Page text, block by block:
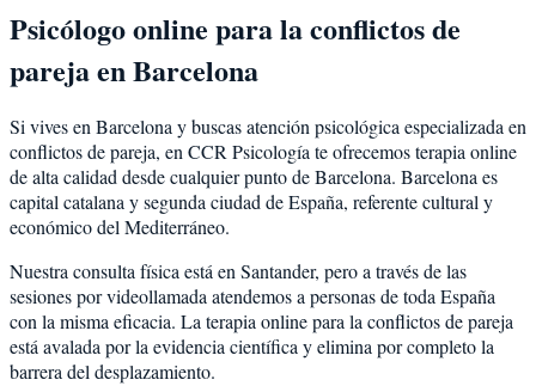
Psicólogo online para laconflictos de
parejaenBarcelona
Si vives enBarcelonay buscas atención psicológica especializada en
conflictos de pareja, en CCR Psicología te ofrecemos terapia online
de alta calidad desde cualquier punto deBarcelona. Barcelonaes
capital catalana y segunda ciudad de España, referente cultural y
económico del Mediterráneo.
Nuestra consulta física está en Santander, pero a través de las
sesiones por videollamada atendemos a personas de toda España
con la misma eficacia. La terapia online para laconflictos de pareja
está avalada por la evidencia científica y elimina por completo la
barrera del desplazamiento.